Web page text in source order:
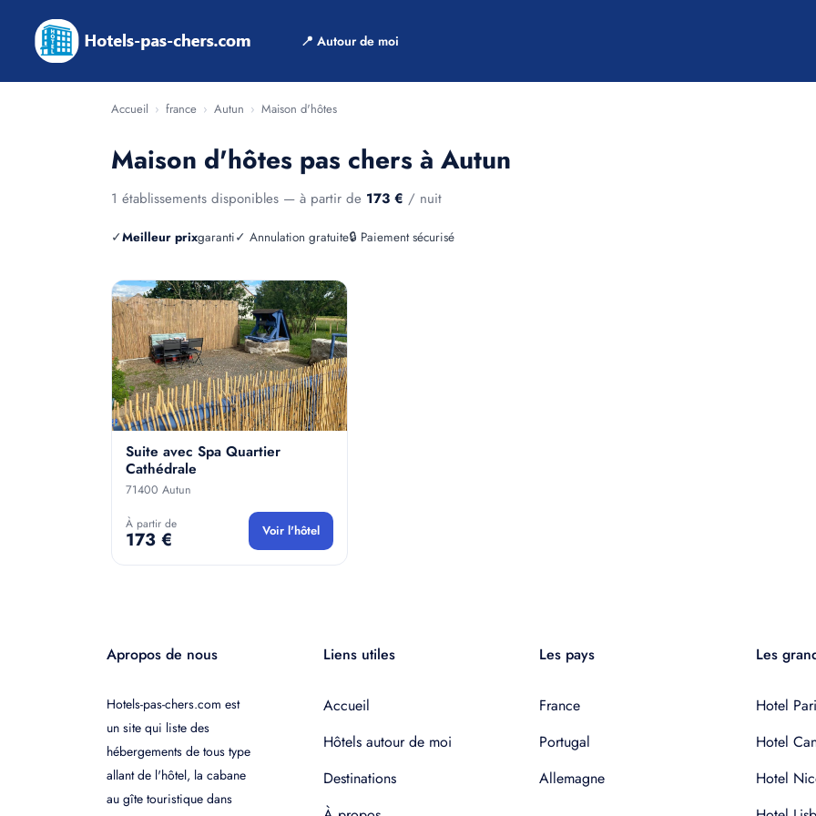
📍 Autour de moi
Accueil › france › Autun › Maison d'hôtes
Maison d'hôtes pas chers à Autun
1 établissements disponibles — à partir de 173 € / nuit
✓Meilleur prixgaranti✓ Annulation gratuite🔒 Paiement sécurisé
Suite avec Spa Quartier
Cathédrale
71400 Autun
À partir de
173 € Voir l'hôtel
Apropos de nous
Hotels-pas-chers.com est
un site qui liste des
hébergements de tous type
allant de l'hôtel, la cabane
au gîte touristique dans
Liens utiles
Accueil
Hôtels autour de moi
Destinations
Les pays
France
Portugal
Allemagne
Les
Hotel
Hotel
Hotel